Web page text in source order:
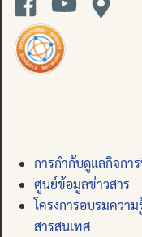
การกำกับดูแลกิจกา
ศูนย์ข้อมูลข่าวสาร
โครงการอบรมควา
สารสนเทศ